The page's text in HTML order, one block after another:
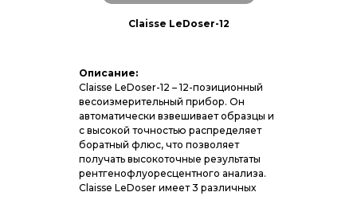
Описание:
Claisse LeDoser-12 – 12-позиционный
весоизмерительный прибор. Он
автоматически взвешивает образцы и
с высокой точностью распределяет
боратный флюс, что позволяет
получать высокоточные результаты
рентгенофлуоресцентного анализа.
Claisse LeDoser имеет 3 различных
Claisse LeDoser-12